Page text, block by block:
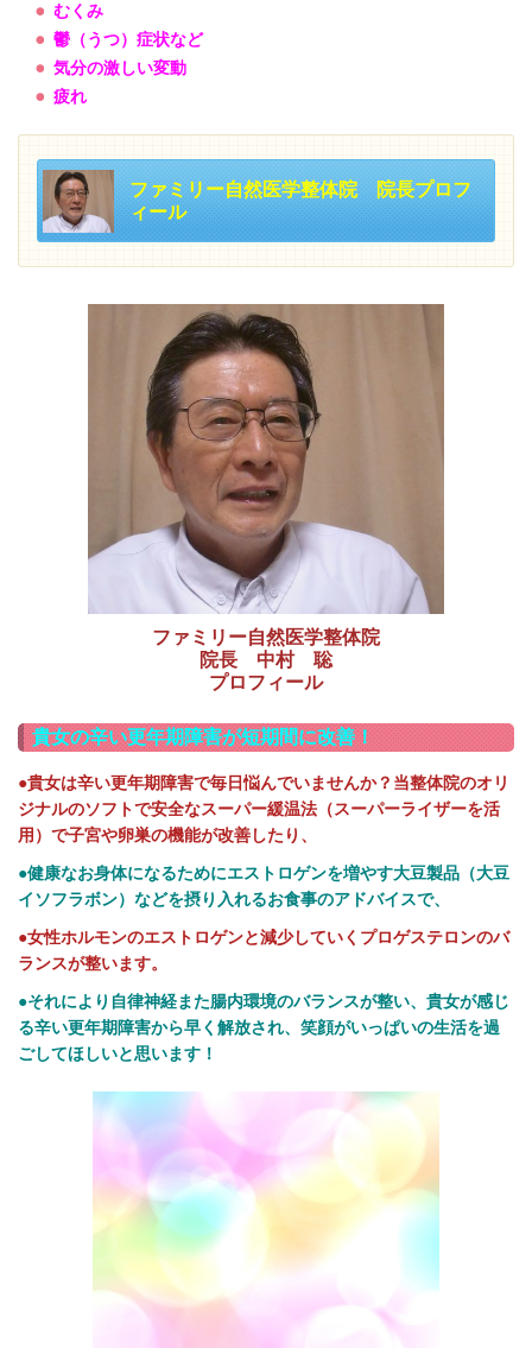
むくみ
鬱（うつ）症状など
気分の激しい変動
疲れ
ファミリー自然医学整体院 院長プロフ
ィール
ファミリー自然医学整体院
院長 中村 聡
プロフィール
貴女の辛い更年期障害が短期間に改善！
●貴女は辛い更年期障害で毎日悩んでいませんか？当整体院のオリ
ジナルのソフトで安全なスーパー緩温法（スーパーライザーを活
用）で子宮や卵巣の機能が改善したり、
●健康なお身体になるためにエストロゲンを増やす大豆製品（大豆
イソフラボン）などを摂り入れるお食事のアドバイスで、
●女性ホルモンのエストロゲンと減少していくプロゲステロンのバ
ランスが整います。
●それにより自律神経また腸内環境のバランスが整い、貴女が感じ
る辛い更年期障害から早く解放され、笑顔がいっぱいの生活を過
ごしてほしいと思います！